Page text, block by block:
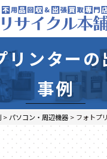
リンターの
事例
>パソコン・周辺機器 > フォトプ